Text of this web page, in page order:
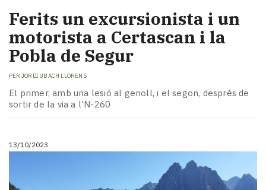
Ferits un excursionista i un
motorista a Certascan i la
Pobla de Segur
PER JORDI UBACH LLORENS
El primer, amb una lesió al genoll, i el segon, després de
sortir de la via a l'N-260
13/10/2023